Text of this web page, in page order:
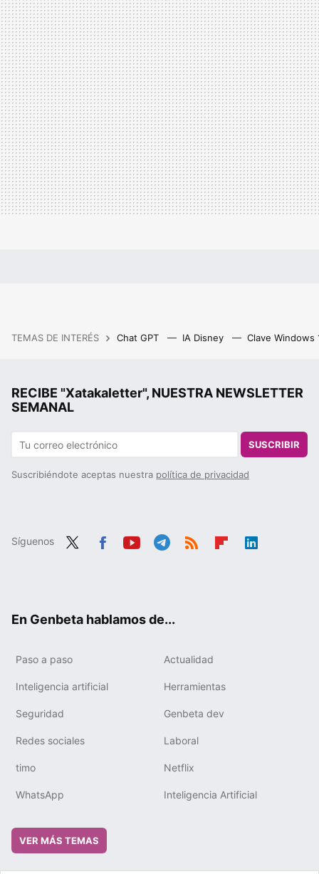
TEMAS DE INTERÉS Chat GPT IA Disney Clave Windows
RECIBE "Xatakaletter", NUESTRA NEWSLETTER
SEMANAL
SUSCRIBIR
Suscribiéndote aceptas nuestra política de privacidad
Síguenos
En Genbeta hablamos de...
Paso a paso Actualidad
Inteligencia artificial Herramientas
Seguridad Genbeta dev
Redes sociales Laboral
timo Netflix
WhatsApp Inteligencia Artificial
VER MÁS TEMAS